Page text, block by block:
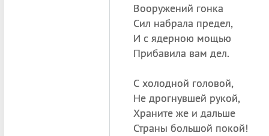
Вооружений гонка
Сил набрала предел,
И с ядерною мощью
Прибавила вам дел.
С холодной головой,
Не дрогнувшей рукой,
Храните же и дальше
Страны большой покой!